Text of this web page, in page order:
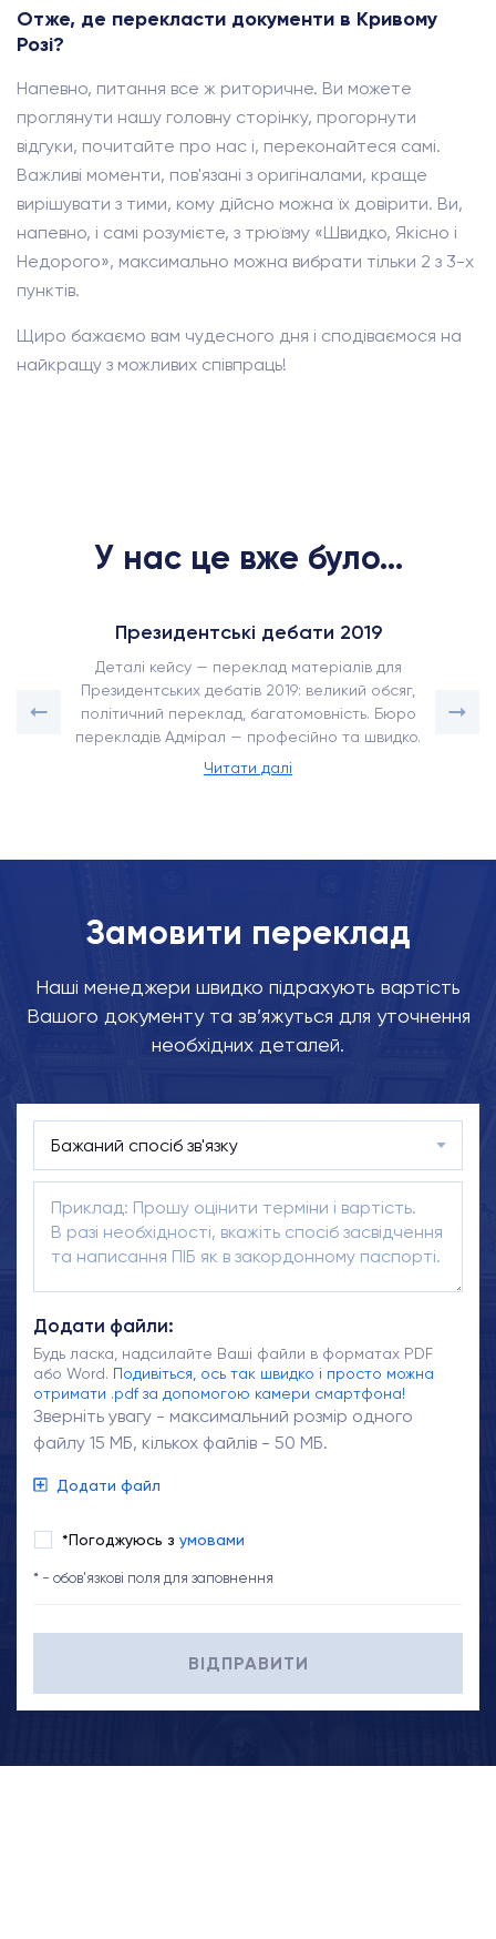
Отже, де перекласти документи в Кривому
Розі?
Напевно, питання все ж риторичне. Ви можете
проглянути нашу головну сторінку, прогорнути
відгуки, почитайте про нас і, переконайтеся самі.
Важливі моменти, пов'язані з оригіналами, краще
вирішувати з тими, кому дійсно можна їх довірити. Ви,
напевно, і самі розумієте, з трюїзму «Швидко, Якісно і
Недорого», максимально можна вибрати тільки 2 з 3-х
пунктів.
Щиро бажаємо вам чудесного дня і сподіваємося на
найкращу з можливих співпраць!
У нас це вже було...
Президентські дебати 2019
Деталі кейсу — переклад матеріалів для
Президентських дебатів 2019: великий обсяг,
політичний переклад, багатомовність. Бюро
перекладів Адмірал — професійно та швидко.
Читати далі
Замовити переклад
Наші менеджери швидко підрахують вартість
Вашого документу та зв’яжуться для уточнення
необхідних деталей.
Додати файли:
Будь ласка, надсилайте Ваші файли в форматах PDF
або Word. Подивіться, ось так швидко і просто можна
отримати .pdf за допомогою камери смартфона!
Зверніть увагу - максимальний розмір одного
файлу 15 МБ, кількох файлів - 50 МБ.
Додати файл
*Погоджуюсь з умовами
* - обов'язкові поля для заповнення
ВІДПРАВИТИ